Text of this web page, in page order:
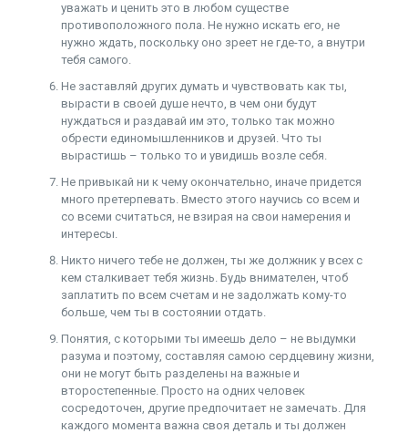
уважать и ценить это в любом существе
противоположного пола. Не нужно искать его, не
нужно ждать, поскольку оно зреет не где-то, а внутри
тебя самого.
Не заставляй других думать и чувствовать как ты,
вырасти в своей душе нечто, в чем они будут
нуждаться и раздавай им это, только так можно
обрести единомышленников и друзей. Что ты
вырастишь – только то и увидишь возле себя.
Не привыкай ни к чему окончательно, иначе придется
много претерпевать. Вместо этого научись со всем и
со всеми считаться, не взирая на свои намерения и
интересы.
Никто ничего тебе не должен, ты же должник у всех с
кем сталкивает тебя жизнь. Будь внимателен, чтоб
заплатить по всем счетам и не задолжать кому-то
больше, чем ты в состоянии отдать.
Понятия, с которыми ты имеешь дело – не выдумки
разума и поэтому, составляя самою сердцевину жизни,
они не могут быть разделены на важные и
второстепенные. Просто на одних человек
сосредоточен, другие предпочитает не замечать. Для
каждого момента важна своя деталь и ты должен